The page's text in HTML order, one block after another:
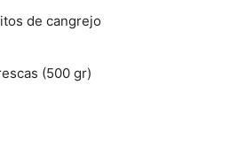
de cangrejo
(500 gr)